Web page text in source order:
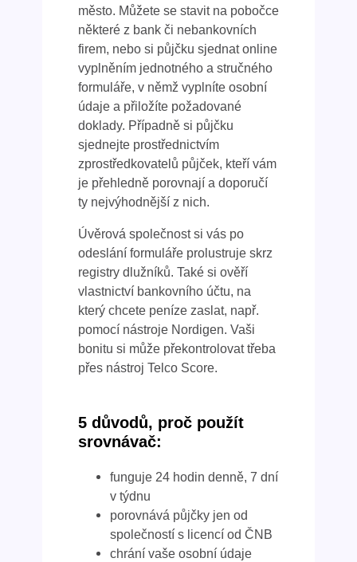
město. Můžete se stavit na pobočce
některé z bank či nebankovních
firem, nebo si půjčku sjednat online
vyplněním jednotného a stručného
formuláře, v němž vyplníte osobní
údaje a přiložíte požadované
doklady. Případně si půjčku
sjednejte prostřednictvím
zprostředkovatelů půjček, kteří vám
je přehledně porovnají a doporučí
ty nejvýhodnější z nich.
Úvěrová společnost si vás po
odeslání formuláře prolustruje skrz
registry dlužníků. Také si ověří
vlastnictví bankovního účtu, na
který chcete peníze zaslat, např.
pomocí nástroje Nordigen. Vaši
bonitu si může překontrolovat třeba
přes nástroj Telco Score.
5 důvodů, proč použít
srovnávač:
funguje 24 hodin denně, 7 dní
v týdnu
porovnává půjčky jen od
společností s licencí od ČNB
chrání vaše osobní údaje